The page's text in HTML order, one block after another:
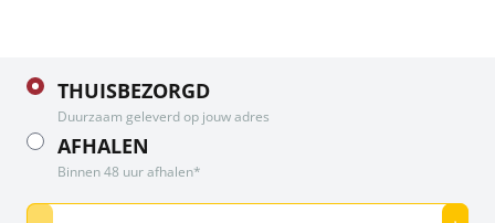
THUISBEZORGD
Duurzaam geleverd op jouw adres
AFHALEN
Binnen 48 uur afhalen*